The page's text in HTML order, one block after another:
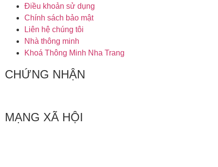
Điều khoản sử dụng
Chính sách bảo mật
Liên hệ chúng tôi
Nhà thông minh
Khoá Thông Minh Nha Trang
CHỨNG NHẬN
MẠNG XÃ HỘI